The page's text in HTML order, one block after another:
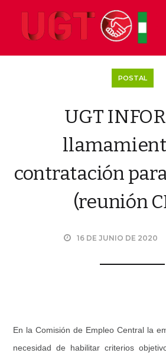
POSTAL
UGT
contratación
(reunión
16 DE JUNIO DE 2020
En la Comisión de Empleo Central la
necesidad de habilitar criterios